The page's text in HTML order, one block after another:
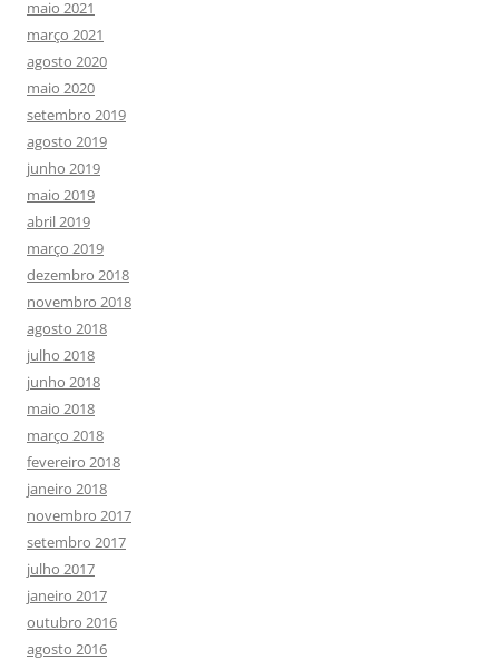
maio 2021
março 2021
agosto 2020
maio 2020
setembro 2019
agosto 2019
junho 2019
maio 2019
abril 2019
março 2019
dezembro 2018
novembro 2018
agosto 2018
julho 2018
junho 2018
maio 2018
março 2018
fevereiro 2018
janeiro 2018
novembro 2017
setembro 2017
julho 2017
janeiro 2017
outubro 2016
agosto 2016